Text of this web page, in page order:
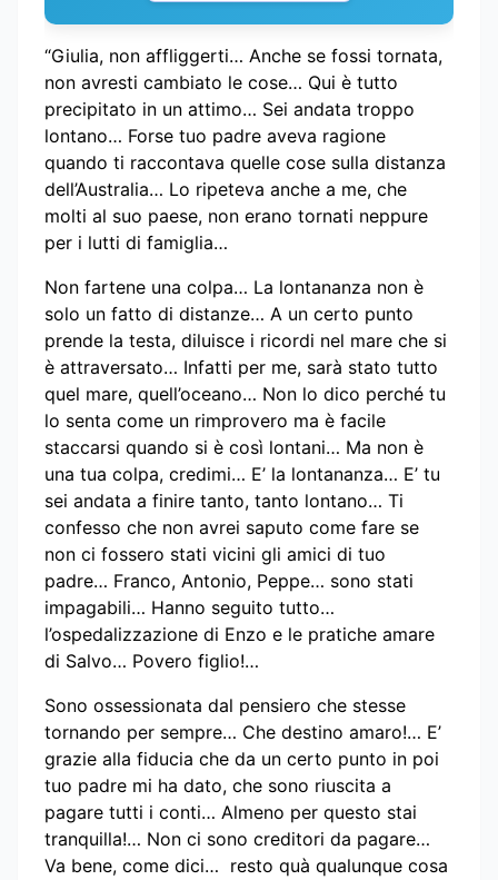
“Giulia, non affliggerti… Anche se fossi tornata,
non avresti cambiato le cose… Qui è tutto
precipitato in un attimo… Sei andata troppo
lontano… Forse tuo padre aveva ragione
quando ti raccontava quelle cose sulla distanza
dell’Australia… Lo ripeteva anche a me, che
molti al suo paese, non erano tornati neppure
per i lutti di famiglia…
Non fartene una colpa… La lontananza non è
solo un fatto di distanze… A un certo punto
prende la testa, diluisce i ricordi nel mare che si
è attraversato… Infatti per me, sarà stato tutto
quel mare, quell’oceano… Non lo dico perché tu
lo senta come un rimprovero ma è facile
staccarsi quando si è così lontani… Ma non è
una tua colpa, credimi… E’ la lontananza… E’ tu
sei andata a finire tanto, tanto lontano… Ti
confesso che non avrei saputo come fare se
non ci fossero stati vicini gli amici di tuo
padre… Franco, Antonio, Peppe… sono stati
impagabili… Hanno seguito tutto…
l’ospedalizzazione di Enzo e le pratiche amare
di Salvo… Povero figlio!…
Sono ossessionata dal pensiero che stesse
tornando per sempre… Che destino amaro!… E’
grazie alla fiducia che da un certo punto in poi
tuo padre mi ha dato, che sono riuscita a
pagare tutti i conti… Almeno per questo stai
tranquilla!… Non ci sono creditori da pagare…
Va bene, come dici… resto quà qualunque cosa